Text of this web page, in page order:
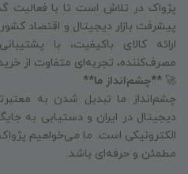
پژواک در تلاش است تا با
پیشرفت بازار دیجیتال و اقتصاد
ارائه کالای باکیفیت، با
مصرف‌کننده، تجربه‌ای متفاوت از خرید
🚀 **چشم‌انداز ما**
چشم‌انداز ما تبدیل شدن به
دیجیتال در ایران و دستیابی به
الکترونیکی است. ما می‌خواهیم
مطمئن و حرفه‌ای باشد.